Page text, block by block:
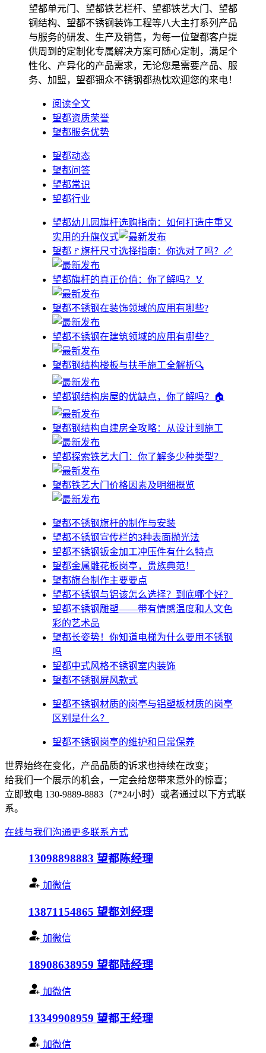
望都单元门、望都铁艺栏杆、望都铁艺大门、望都
钢结构、望都不锈钢装饰工程等八大主打系列产品
与服务的研发、生产及销售，为每一位望都客户提
供周到的定制化专属解决方案可随心定制，满足个
性化、产异化的产品需求，无论您是需要产品、服
务、加盟，望都钿众不锈钢都热忱欢迎您的来电！
阅读全文
望都资质荣誉
望都服务优势
望都动态
望都问答
望都常识
望都行业
望都幼儿园旗杆选购指南：如何打造庄重又
实用的升旗仪式
望都🚩旗杆尺寸选择指南：你选对了吗？📏
望都旗杆的真正价值：你了解吗？🏅
望都不锈钢在装饰领域的应用有哪些?
望都不锈钢在建筑领域的应用有哪些？
望都钢结构楼板与扶手施工全解析🔍
望都钢结构房屋的优缺点，你了解吗？🏠
望都钢结构自建房全攻略：从设计到施工
望都探索铁艺大门：你了解多少种类型？
望都铁艺大门价格因素及明细概览
望都不锈钢旗杆的制作与安装
望都不锈钢宣传栏的3种表面抛光法
望都不锈钢钣金加工冲压件有什么特点
望都金属雕花板岗亭，贵族典范！
望都旗台制作主要要点
望都不锈钢与铝该怎么选择？到底哪个好？
望都不锈钢雕塑——带有情感温度和人文色
彩的艺术品
望都​长姿势！你知道电梯为什么要用不锈钢
吗
望都中式风格不锈钢室内装饰
望都不锈钢屏风款式
望都不锈钢材质的岗亭与铝塑板材质的岗亭
区别是什么？
望都不锈钢岗亭的维护和日常保养
世界始终在变化，产品品质的诉求也持续在改变；
给我们一个展示的机会，一定会给您带来意外的惊喜；
立即致电 130-9889-8883（7*24小时）或者通过以下方式联
系。
在线与我们沟通更多联系方式
13098898883 望都陈经理
加微信
13871154865 望都刘经理
加微信
18908638959 望都陆经理
加微信
13349908959 望都王经理
加微信